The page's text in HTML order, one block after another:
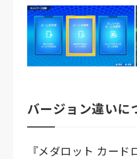
バージョン違いに
『メダロット カード